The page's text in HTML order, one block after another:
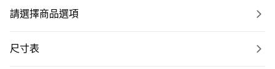
請選擇商品選項
尺寸表